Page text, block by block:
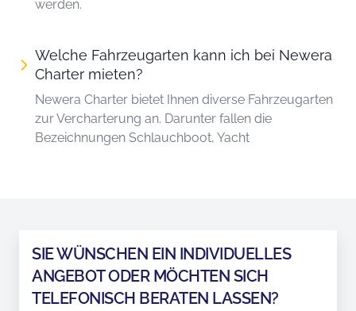
werden.
Welche Fahrzeugarten kann ich bei Newera
Charter mieten?
Newera Charter bietet Ihnen diverse Fahrzeugarten
zur Vercharterung an. Darunter fallen die
Bezeichnungen Schlauchboot, Yacht
SIE WÜNSCHEN EIN INDIVIDUELLES
ANGEBOT ODER MÖCHTEN SICH
TELEFONISCH BERATEN LASSEN?